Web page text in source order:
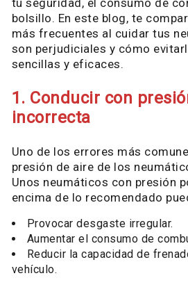
tu seguridad, el consumo de
bolsillo. En este blog, te
más frecuentes al cuidar tus
son perjudiciales y cómo
sencillas y eficaces.
1. Conducir con
incorrecta
Uno de los errores más
presión de aire de los
Unos neumáticos con presión
encima de lo recomendado
Provocar desgaste irregular.
Aumentar el consumo de
Reducir la capacidad de
vehículo.